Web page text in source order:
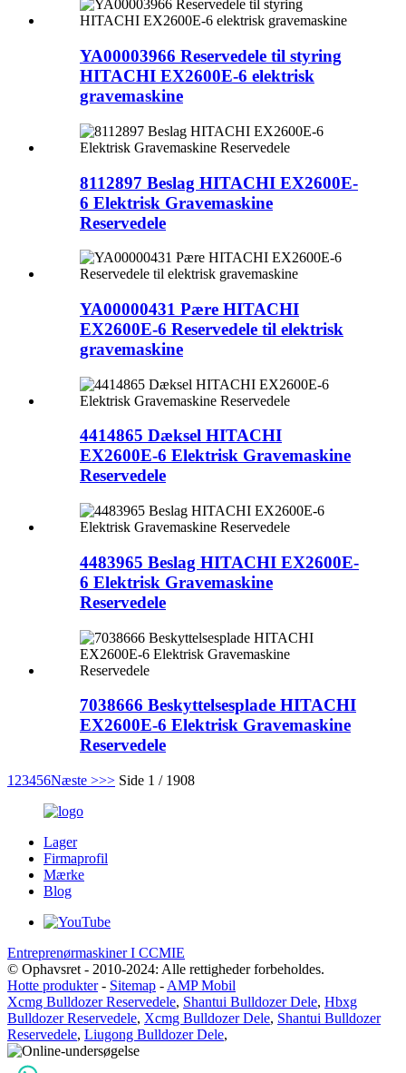
YA00003966 Reservedele til styring
HITACHI EX2600E-6 elektrisk
gravemaskine
8112897 Beslag HITACHI EX2600E-
6 Elektrisk Gravemaskine
Reservedele
YA00000431 Pære HITACHI
EX2600E-6 Reservedele til elektrisk
gravemaskine
4414865 Dæksel HITACHI
EX2600E-6 Elektrisk Gravemaskine
Reservedele
4483965 Beslag HITACHI EX2600E-
6 Elektrisk Gravemaskine
Reservedele
7038666 Beskyttelsesplade HITACHI
EX2600E-6 Elektrisk Gravemaskine
Reservedele
1 23456Næste >>> Side 1 / 1908
Lager
Firmaprofil
Mærke
Blog
Entreprenørmaskiner I CCMIE
© Ophavsret - 2010-2024: Alle rettigheder forbeholdes.
Hotte produkter- Sitemap - AMP Mobil
Xcmg Bulldozer Reservedele, Shantui Bulldozer Dele, Hbxg
Bulldozer Reservedele, Xcmg Bulldozer Dele, Shantui Bulldozer
Reservedele, Liugong Bulldozer Dele,